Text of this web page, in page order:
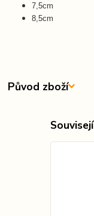
7,5cm
8,5cm
Původ zboží